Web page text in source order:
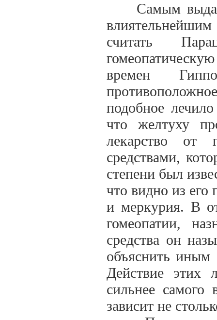
Самым
влиятельнейшим
считать
времен
подобное
что желтуху
лекарство от
средствами,
степени был
что видно из
и меркурия. В
гомеопатии,
средства он
объяснить иным
Действие этих
сильнее самого
зависит не